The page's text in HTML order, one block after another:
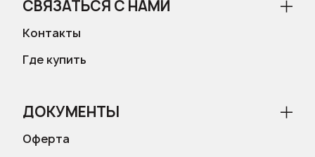
СВЯЗАТЬСЯ С НАМИ
Контакты
Где купить
ДОКУМЕНТЫ
Оферта